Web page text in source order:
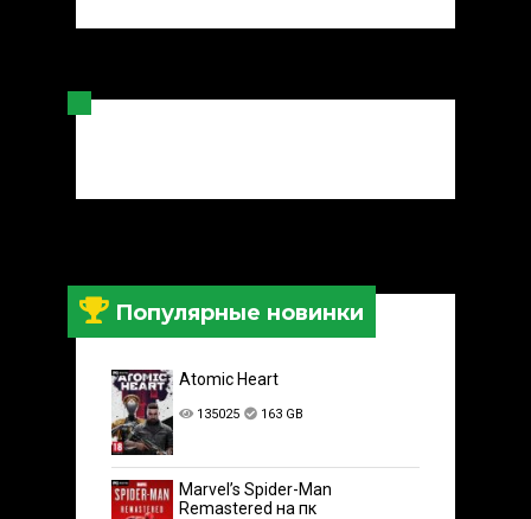
Популярные новинки
Atomic Heart
135025 163 GB
Marvel’s Spider-Man
Remastered на пк